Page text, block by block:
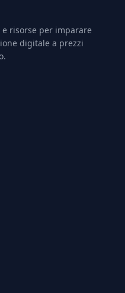
risorse per imparare
digitale a prezzi